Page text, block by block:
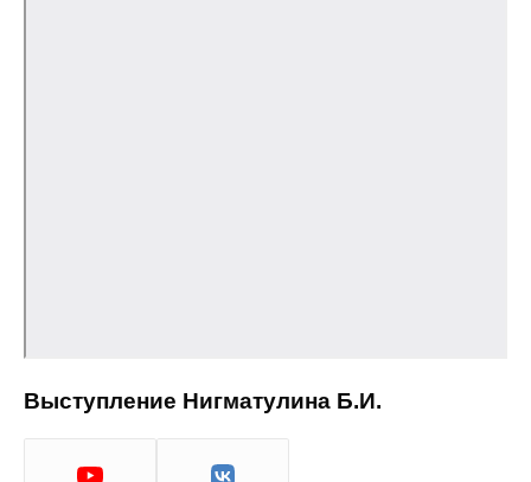
Inforum
Выступление Нигматулина Б.И.